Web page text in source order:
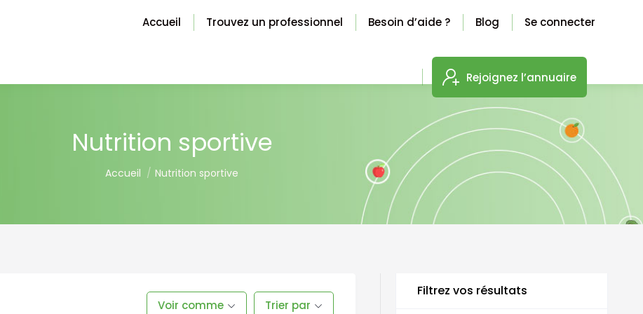
Accueil Trouvez un professionnel Besoin d’aide ? Blog Se connecter
Rejoignez l’annuaire
Nutrition sportive
You are here:
Accueil Nutrition sportive
Voir comme Trier par
Filtrez vos résultats